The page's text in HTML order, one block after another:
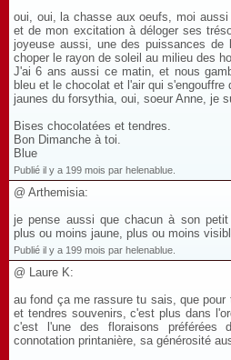
oui, oui, la chasse aux oeufs, moi
et de mon excitation à déloger ses
joyeuse aussi, une des puissances de
choper le rayon de soleil au milieu des
J'ai 6 ans aussi ce matin, et nous
bleu et le chocolat et l'air qui
jaunes du forsythia, oui, soeur Anne, je
Bises chocolatées et tendres.
Bon Dimanche à toi.
Blue
Publié il y a 199 mois par helenablue.
@ Arthemisia:
je pense aussi que chacun à son
plus ou moins jaune, plus ou moins
Publié il y a 199 mois par helenablue.
@ Laure K:
au fond ça me rassure tu sais, que
et tendres souvenirs, c'est plus dans
c'est l'une des floraisons préférées
connotation printanière, sa générosité